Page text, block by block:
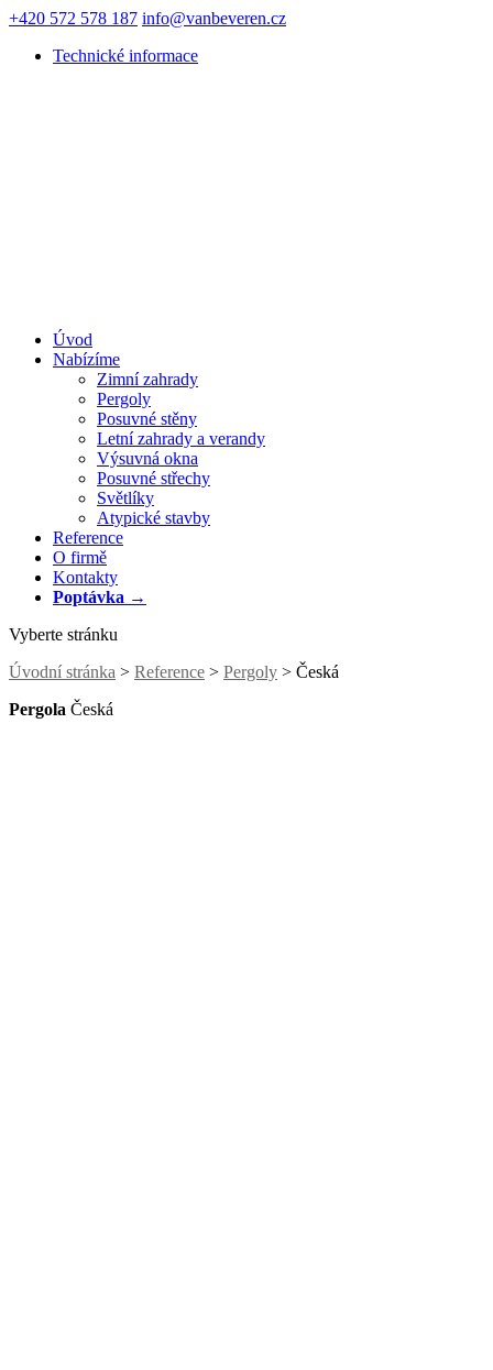
+420 572 578 187 info@vanbeveren.cz
Technické informace
Úvod
Nabízíme
Zimní zahrady
Pergoly
Posuvné stěny
Letní zahrady a verandy
Výsuvná okna
Posuvné střechy
Světlíky
Atypické stavby
Reference
O firmě
Kontakty
Poptávka →
Vyberte stránku
Úvodní stránka > Reference > Pergoly > Česká
Pergola Česká